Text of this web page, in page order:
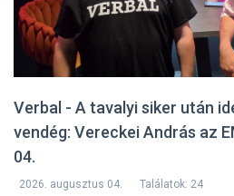
Verbal - A tavalyi siker után
vendég: Vereckei András az
04.
2026. augusztus 04. Találatok: 24